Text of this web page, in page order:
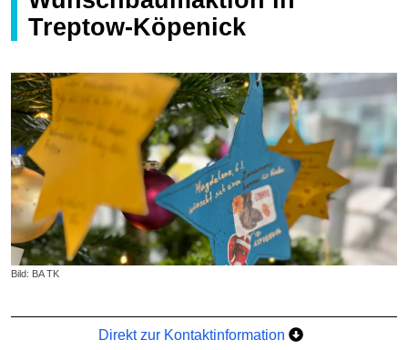
Treptow-Köpenick
Bild: BA TK
Direkt zur Kontaktinformation